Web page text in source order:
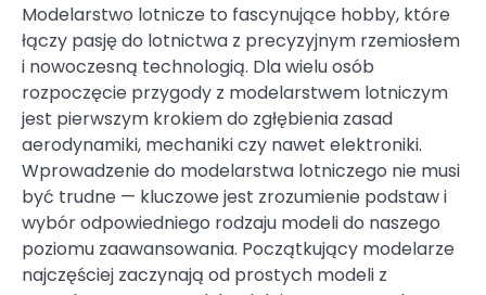
Modelarstwo lotnicze to fascynujące hobby, które
łączy pasję do lotnictwa z precyzyjnym rzemiosłem
i nowoczesną technologią. Dla wielu osób
rozpoczęcie przygody z modelarstwem lotniczym
jest pierwszym krokiem do zgłębienia zasad
aerodynamiki, mechaniki czy nawet elektroniki.
Wprowadzenie do modelarstwa lotniczego nie musi
być trudne — kluczowe jest zrozumienie podstaw i
wybór odpowiedniego rodzaju modeli do naszego
poziomu zaawansowania. Początkujący modelarze
najczęściej zaczynają od prostych modeli z